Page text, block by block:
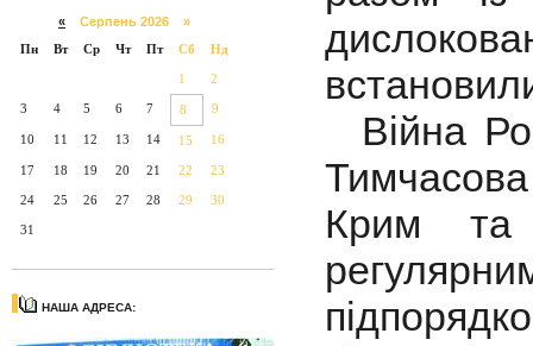
« Серпень 2026 »
Пн
Вт Ср Чт Пт Сб Нд
1 2
3 4 5 6 7 8 9
10 11 12 13 14 15 16
17 18 19 20 21 22 23
24 25 26 27 28 29 30
31
НАША АДРЕСА:
Війна
Крим та